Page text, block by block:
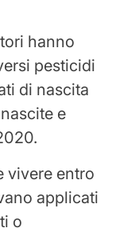
hanno
pesticidi
di nascita
e
vivere entro
applicati
o